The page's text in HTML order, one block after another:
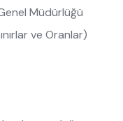
Müdürlüğü
ve Oranlar)